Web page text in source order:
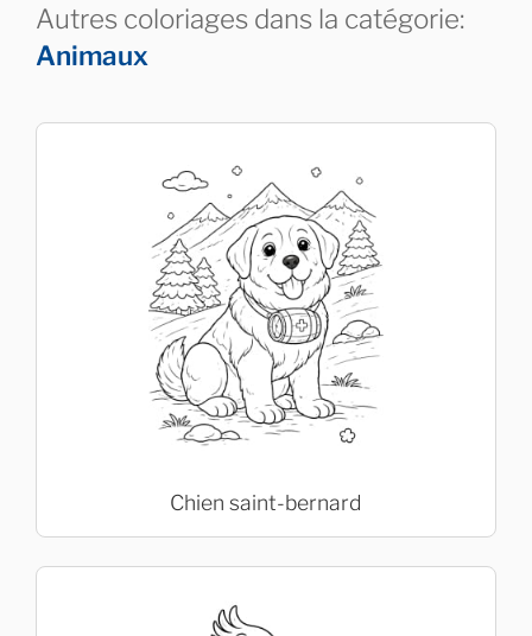
Autres coloriages dans la catégorie:
Animaux
Chien saint-bernard